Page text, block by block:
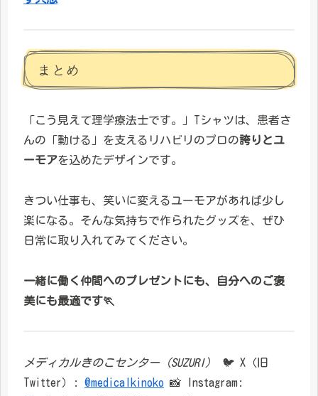
まとめ
「こう見えて理学療法士です。」Tシャツは、患者さ
んの「動ける」を支えるリハビリのプロの誇りとユ
ーモアを込めたデザインです。
きつい仕事も、笑いに変えるユーモアがあれば少し
楽になる。そんな気持ちで作られたグッズを、ぜひ
日常に取り入れてみてください。
一緒に働く仲間へのプレゼントにも、自分へのご褒
美にも最適です🏃
メディカルきのこセンター（SUZURI）
🐦 X（旧
Twitter）: @medicalkinoko 📸 Instagram: